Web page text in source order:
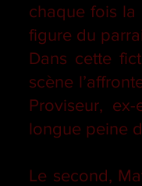
chaque fois la
figure du
Dans cette
scène
Proviseur,
longue peine
Le second,